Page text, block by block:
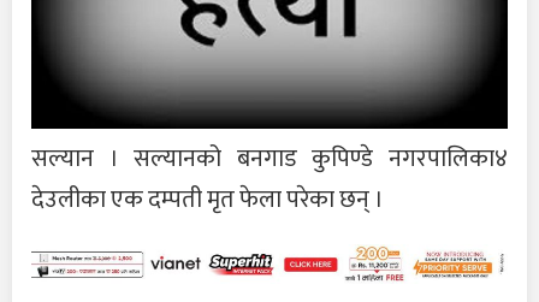
सल्यान । सल्यानको बनगाड कुपिण्डे नगरपालिका४
देउलीका एक दम्पती मृत फेला परेका छन् ।